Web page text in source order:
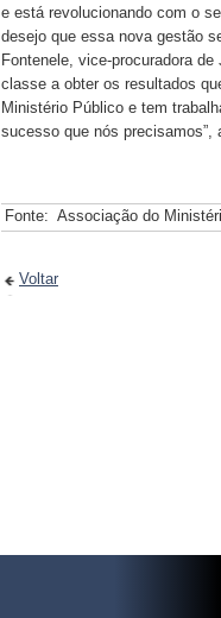
e está revolucionando com o
desejo que essa nova gestão
Fontenele, vice-procuradora
classe a obter os resultados
Ministério Público e tem
sucesso que nós precisamos”,
Fonte: Associação do
Voltar